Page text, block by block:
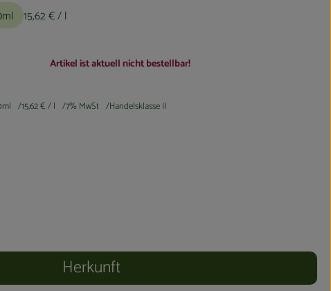
15,62 €/ l
Artikel ist aktuell nicht bestellbar!
15,62 €/ l 7% MwSt Handelsklasse II
Herkunft